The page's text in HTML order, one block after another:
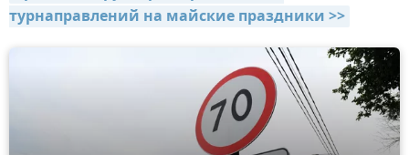
турнаправлений на майские праздники >>